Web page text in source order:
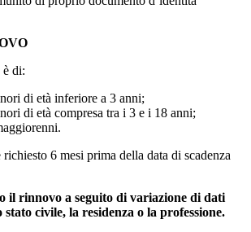
di:
di età inferiore a 3 anni;
di età compresa tra i 3 e i 18 anni;
6 mesi prima della data di scadenza
il rinnovo a seguito di variazione di dati
civile, la residenza o la professione.